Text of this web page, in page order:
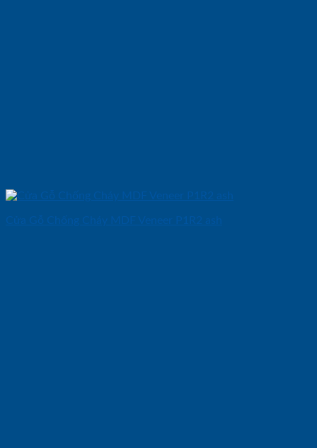
Cửa Gỗ Chống Cháy MDF Veneer P1R2 ash